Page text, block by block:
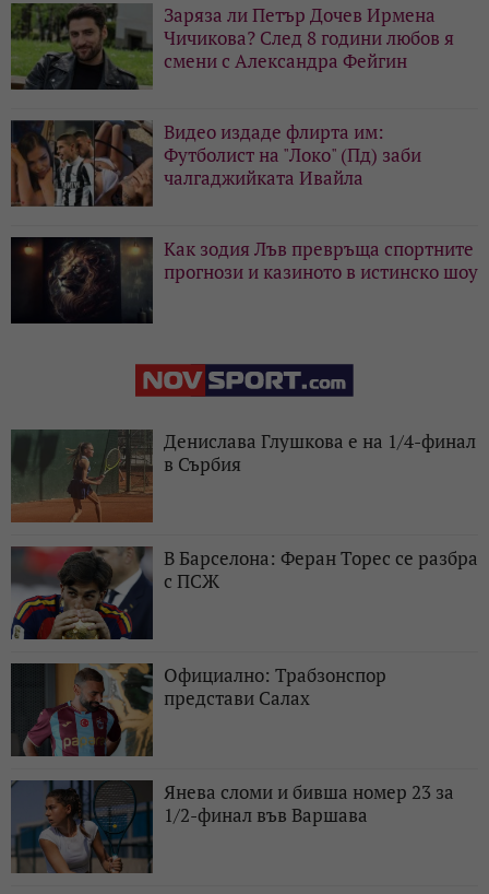
Заряза ли Петър Дочев Ирмена
Чичикова? След 8 години любов я
смени с Александра Фейгин
Видео издаде флирта им:
Футболист на "Локо" (Пд) заби
чалгаджийката Ивайла
Как зодия Лъв превръща спортните
прогнози и казиното в истинско шоу
Денислава Глушкова е на 1/4-финал
в Сърбия
В Барселона: Феран Торес се разбра
с ПСЖ
Официално: Трабзонспор
представи Салах
Янева сломи и бивша номер 23 за
1/2-финал във Варшава